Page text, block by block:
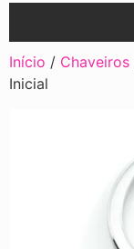
Início / Chaveiros
Inicial